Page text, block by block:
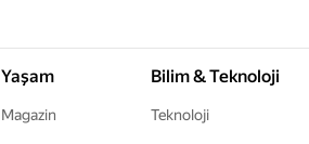
Yaşam
Magazin
Bilim & Teknoloji
Teknoloji